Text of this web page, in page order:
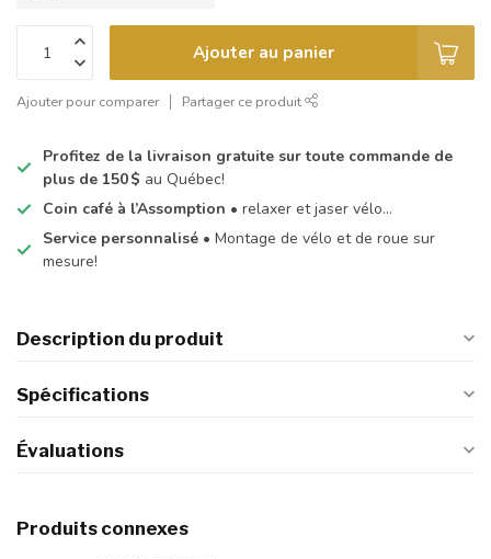
Ajouter au panier
Ajouter pour comparer Partager ce produit
Profitez de la livraison gratuite sur toute commande de
plus de 150 $ au Québec!
Coin café à l’Assomption • relaxer et jaser vélo…
Service personnalisé • Montage de vélo et de roue sur
mesure!
Description du produit
Spécifications
Évaluations
Produits connexes